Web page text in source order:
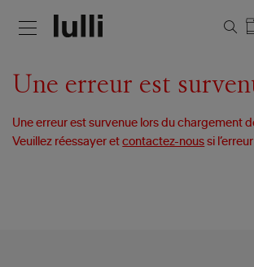
Une erreur est
Une erreur est survenue lors du chargement
Veuillez réessayer etcontactez-nous si